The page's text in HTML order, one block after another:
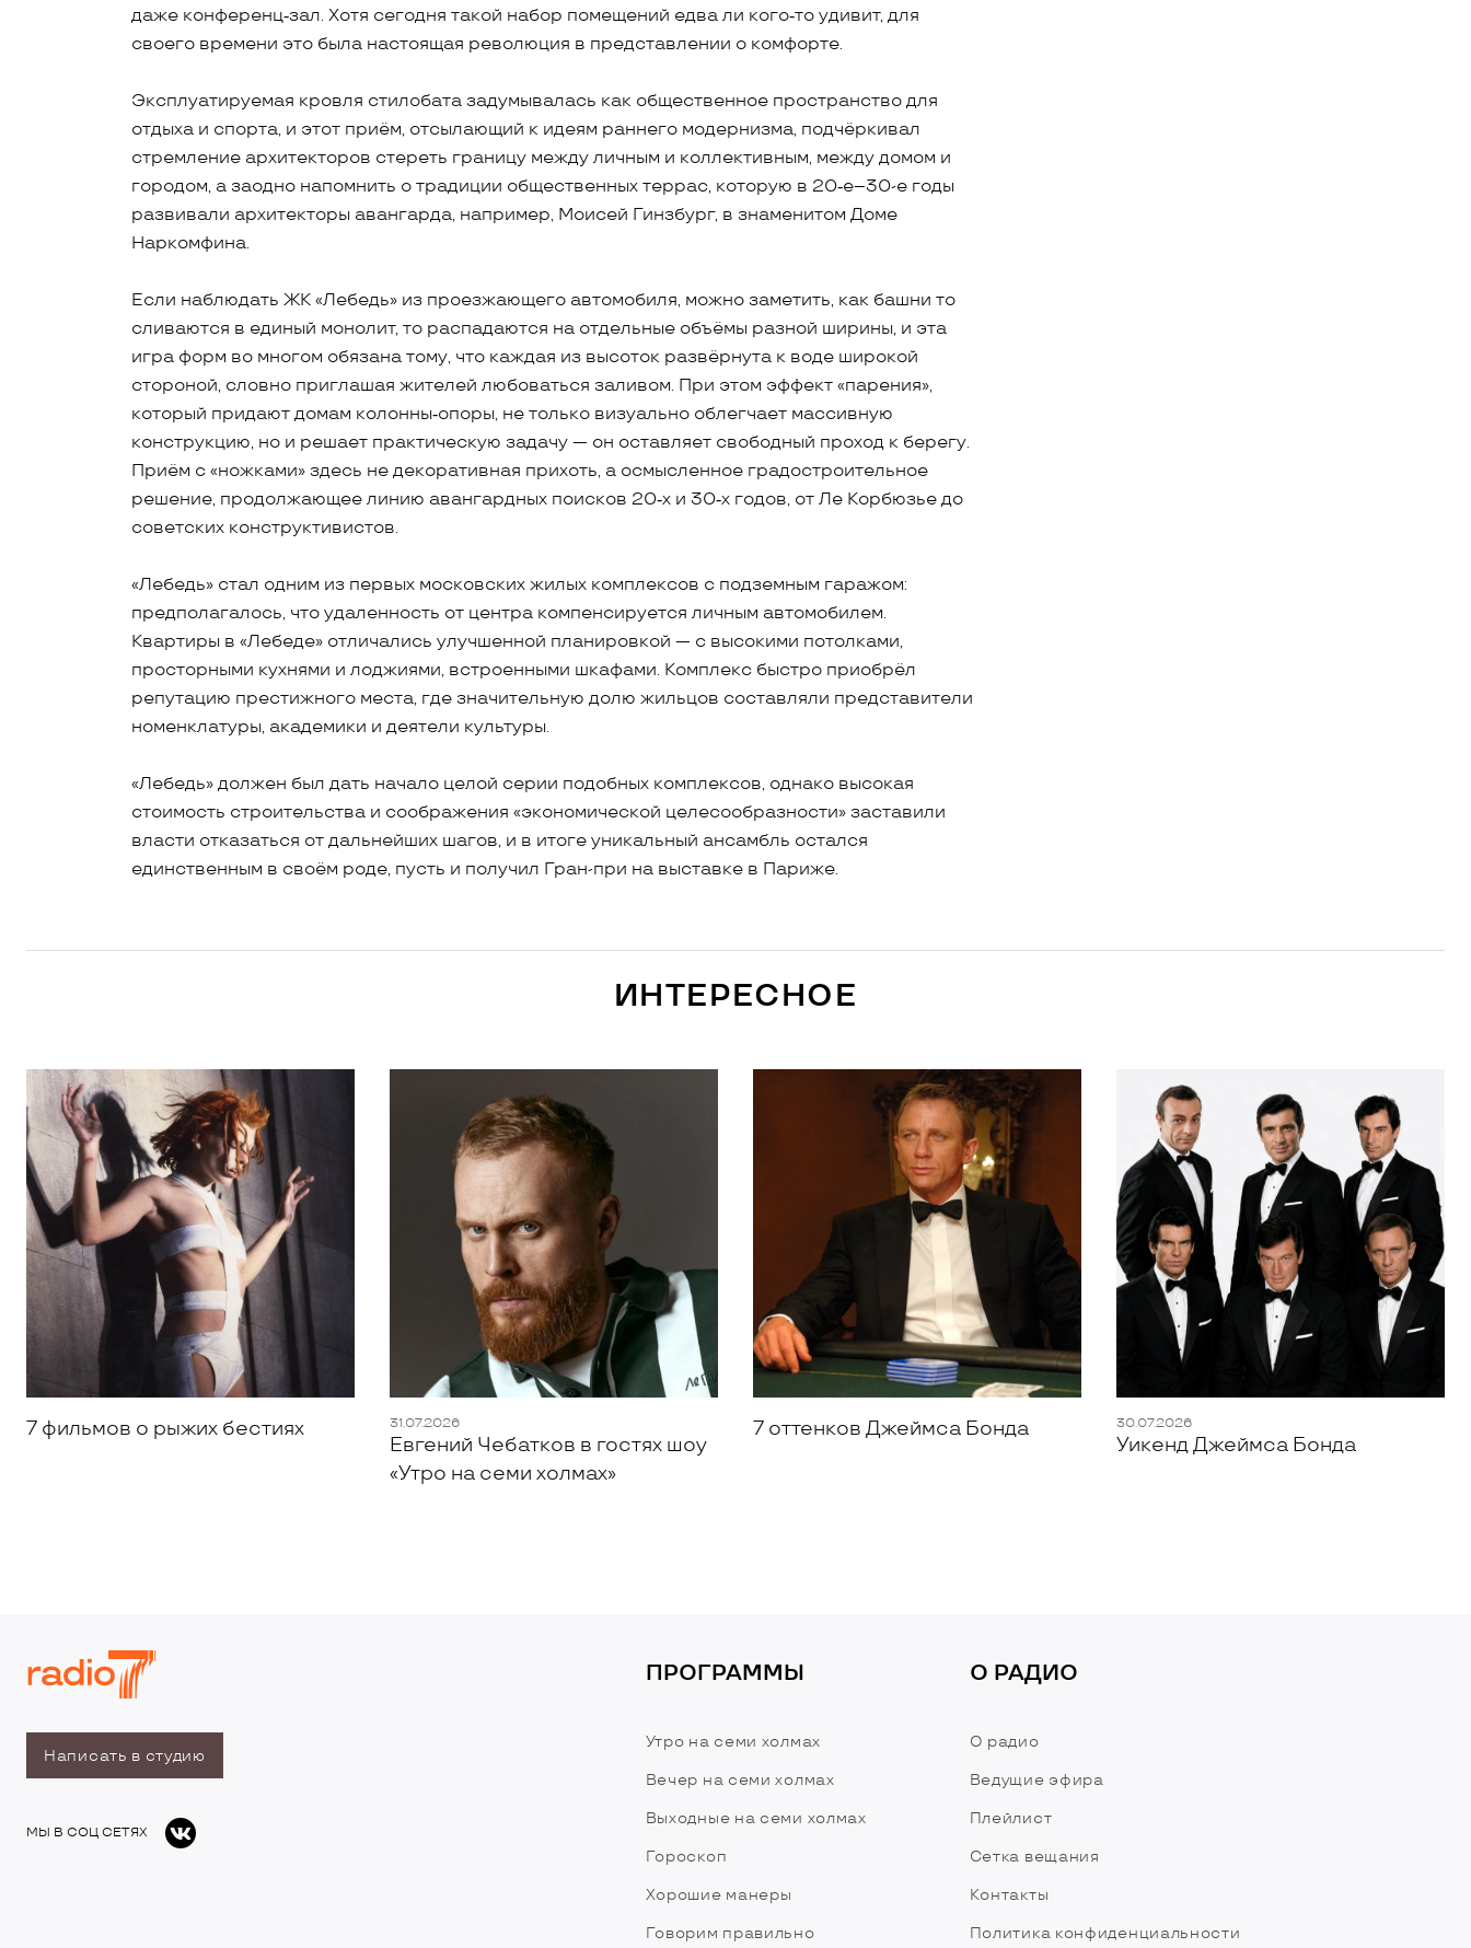
даже конференц‑зал. Хотя сегодня такой набор помещений едва ли кого‑то удивит, для
своего времени это была настоящая революция в представлении о комфорте.
Эксплуатируемая кровля стилобата задумывалась как общественное пространство для
отдыха и спорта, и этот приём, отсылающий к идеям раннего модернизма, подчёркивал
стремление архитекторов стереть границу между личным и коллективным, между домом и
городом, а заодно напомнить о традиции общественных террас, которую в 20‑е–30-е годы
развивали архитекторы авангарда, например, Моисей Гинзбург, в знаменитом Доме
Наркомфина.
Если наблюдать ЖК «Лебедь» из проезжающего автомобиля, можно заметить, как башни то
сливаются в единый монолит, то распадаются на отдельные объёмы разной ширины, и эта
игра форм во многом обязана тому, что каждая из высоток развёрнута к воде широкой
стороной, словно приглашая жителей любоваться заливом. При этом эффект «парения»,
который придают домам колонны‑опоры, не только визуально облегчает массивную
конструкцию, но и решает практическую задачу — он оставляет свободный проход к берегу.
Приём с «ножками» здесь не декоративная прихоть, а осмысленное градостроительное
решение, продолжающее линию авангардных поисков 20‑х и 30‑х годов, от Ле Корбюзье до
советских конструктивистов.
«Лебедь» стал одним из первых московских жилых комплексов с подземным гаражом:
предполагалось, что удаленность от центра компенсируется личным автомобилем.
Квартиры в «Лебеде» отличались улучшенной планировкой — с высокими потолками,
просторными кухнями и лоджиями, встроенными шкафами. Комплекс быстро приобрёл
репутацию престижного места, где значительную долю жильцов составляли представители
номенклатуры, академики и деятели культуры.
«Лебедь» должен был дать начало целой серии подобных комплексов, однако высокая
стоимость строительства и соображения «экономической целесообразности» заставили
власти отказаться от дальнейших шагов, и в итоге уникальный ансамбль остался
единственным в своём роде, пусть и получил Гран-при на выставке в Париже.
ИНТЕРЕСНОЕ
7 фильмов о рыжих бестиях 31.07.2026
Евгений Чебатков в гостях шоу
«Утро на семи холмах»
7 оттенков Джеймса Бонда 30.07.2026
Уикенд Джеймса Бонда
ПРОГРАММЫ О РАДИО
Написать в студию
МЫ В СОЦ СЕТЯХ
Утро на семи холмах
Вечер на семи холмах
Выходные на семи холмах
Гороскоп
Хорошие манеры
Говорим правильно
О радио
Ведущие эфира
Плейлист
Сетка вещания
Контакты
Политика конфиденциальности